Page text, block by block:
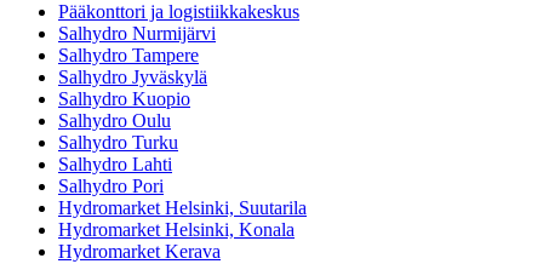
Pääkonttori ja logistiikkakeskus
Salhydro Nurmijärvi
Salhydro Tampere
Salhydro Jyväskylä
Salhydro Kuopio
Salhydro Oulu
Salhydro Turku
Salhydro Lahti
Salhydro Pori
Hydromarket Helsinki, Suutarila
Hydromarket Helsinki, Konala
Hydromarket Kerava